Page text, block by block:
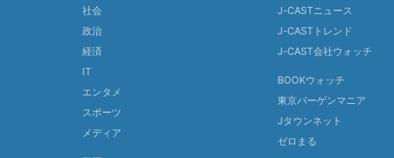
社会
政治
経済
IT
エンタメ
スポーツ
メディア
J-CASTニュース
J-CASTトレンド
J-CAST会社ウォッチ
BOOKウォッチ
東京バーゲンマニア
Jタウンネット
ゼロまる